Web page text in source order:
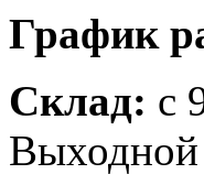
График
Склад: с
Выходной